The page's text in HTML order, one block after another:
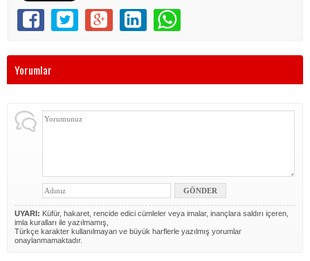
Yorumlar
UYARI: Küfür, hakaret, rencide edici cümleler veya imalar, inançlara saldırı içeren,
imla kuralları ile yazılmamış,
Türkçe karakter kullanılmayan ve büyük harflerle yazılmış yorumlar
onaylanmamaktadır.